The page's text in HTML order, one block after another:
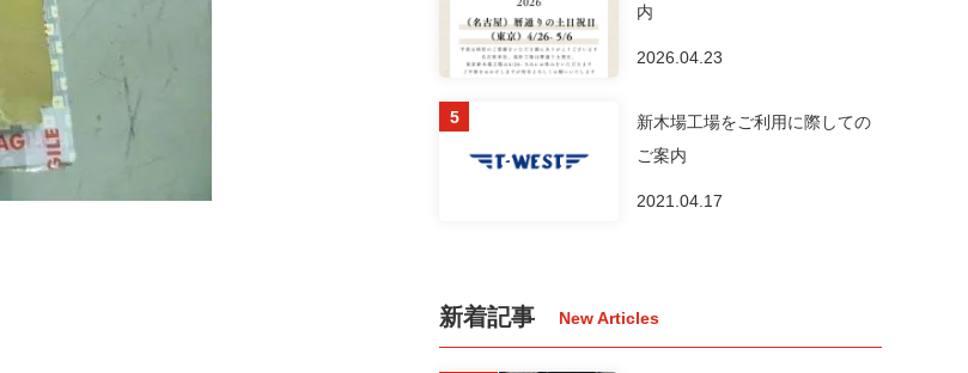
内
2026.04.23
新木場工場をご利用に際しての
ご案内
2021.04.17
新着記事